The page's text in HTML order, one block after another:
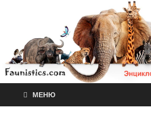
МЕНЮ